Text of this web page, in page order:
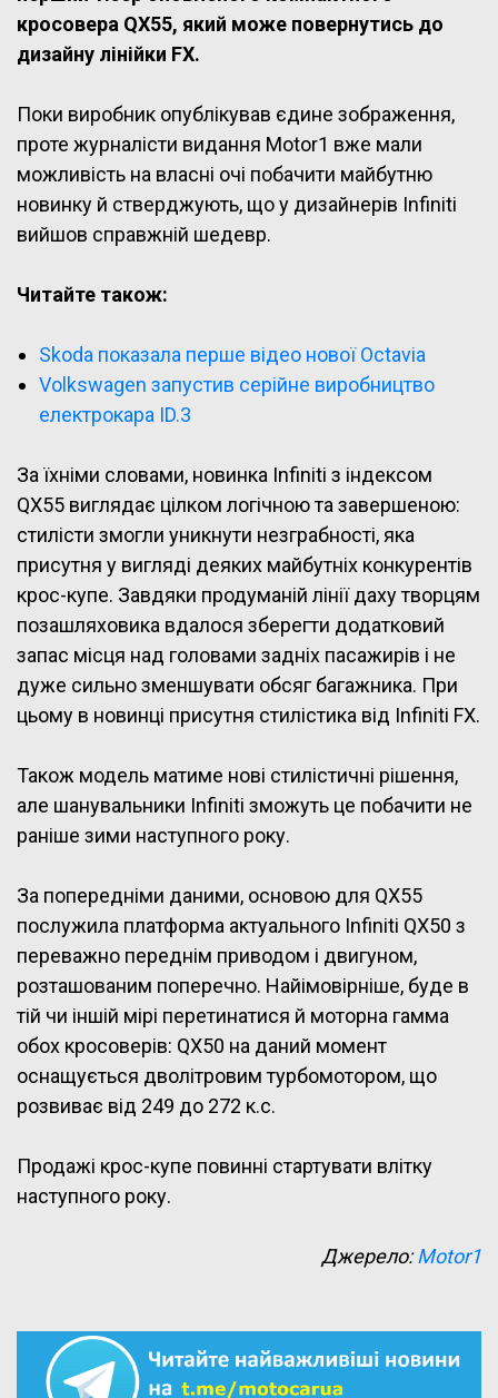
кросовера QX55, який може повернутись до
дизайну лінійки FX.
Поки виробник опублікував єдине зображення,
проте журналісти видання Motor1 вже мали
можливість на власні очі побачити майбутню
новинку й стверджують, що у дизайнерів Infiniti
вийшов справжній шедевр.
Читайте також:
Skoda показала перше відео нової Octavia
Volkswagen запустив серійне виробництво
електрокара ID.3
За їхніми словами, новинка Infiniti з індексом
QX55 виглядає цілком логічною та завершеною:
стилісти змогли уникнути незграбності, яка
присутня у вигляді деяких майбутніх конкурентів
крос-купе. Завдяки продуманій лінії даху творцям
позашляховика вдалося зберегти додатковий
запас місця над головами задніх пасажирів і не
дуже сильно зменшувати обсяг багажника. При
цьому в новинці присутня стилістика від Infiniti FX.
Також модель матиме нові стилістичні рішення,
але шанувальники Infiniti зможуть це побачити не
раніше зими наступного року.
За попередніми даними, основою для QX55
послужила платформа актуального Infiniti QX50 з
переважно переднім приводом і двигуном,
розташованим поперечно. Найімовірніше, буде в
тій чи іншій мірі перетинатися й моторна гамма
обох кросоверів: QX50 на даний момент
оснащується дволітровим турбомотором, що
розвиває від 249 до 272 к.с.
Продажі крос-купе повинні стартувати влітку
наступного року.
Джерело:Motor1